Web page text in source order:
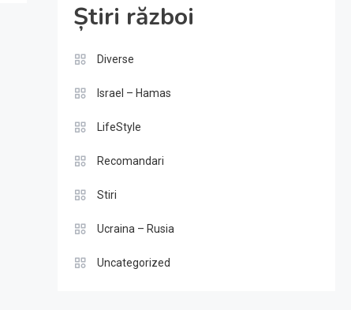
Știri război
Diverse
Israel – Hamas
LifeStyle
Recomandari
Stiri
Ucraina – Rusia
Uncategorized